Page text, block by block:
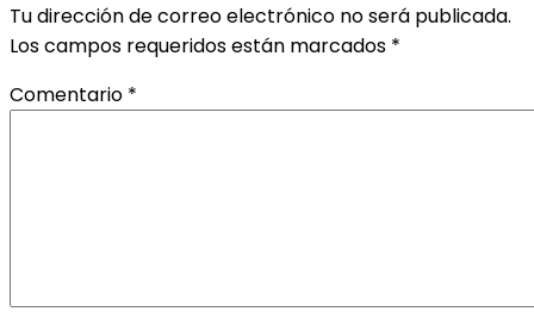
Tu dirección de correo electrónico no será publicada.
Los campos requeridos están marcados *
Comentario *